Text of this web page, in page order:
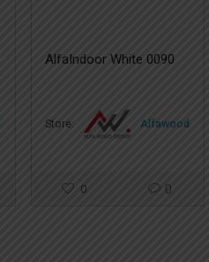
AlfaIndoor White 0090
Store: Alfawood
0 0